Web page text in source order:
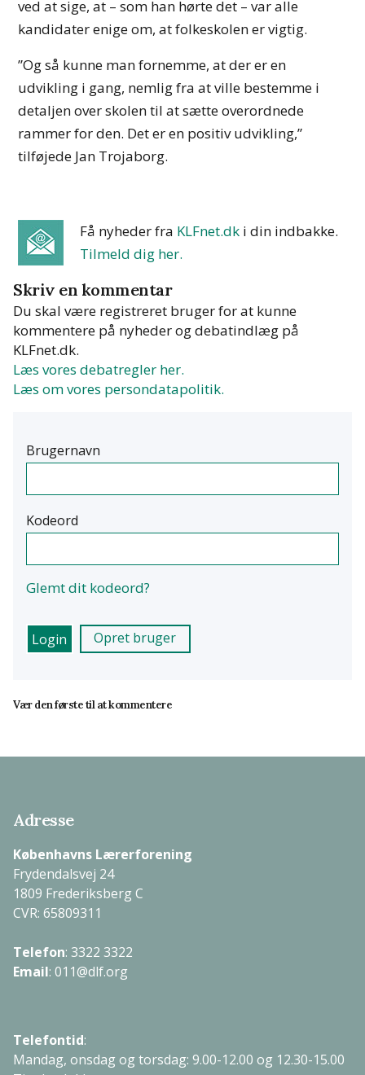
ved at sige, at – som han hørte det – var alle
kandidater enige om, at folkeskolen er vigtig.
”Og så kunne man fornemme, at der er en
udvikling i gang, nemlig fra at ville bestemme i
detaljen over skolen til at sætte overordnede
rammer for den. Det er en positiv udvikling,”
tilføjede Jan Trojaborg.
Få nyheder fra KLFnet.dk i din indbakke.
Tilmeld dig her.
Skriv en kommentar
Du skal være registreret bruger for at kunne
kommentere på nyheder og debatindlæg på
KLFnet.dk.
Læs vores debatregler her.
Læs om vores persondatapolitik.
Brugernavn
Kodeord
Glemt dit kodeord?
Opret bruger
Vær den første til at kommentere
Adresse
Københavns Lærerforening
Frydendalsvej 24
1809 Frederiksberg C
CVR: 65809311
Telefon: 3322 3322
Email: 011@dlf.org
Telefontid:
Mandag, onsdag og torsdag: 9.00-12.00 og 12.30-15.00